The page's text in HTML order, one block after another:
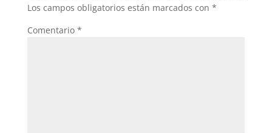
Los campos obligatorios están marcados con *
Comentario *